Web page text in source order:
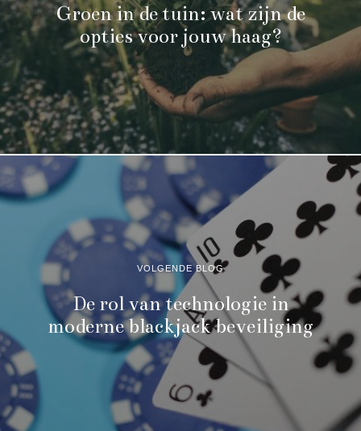
Groen in de tuin: wat zijn de
opties voor jouw haag?
VOLGENDE BLOG
De rol van technologie in
moderne blackjack beveiliging